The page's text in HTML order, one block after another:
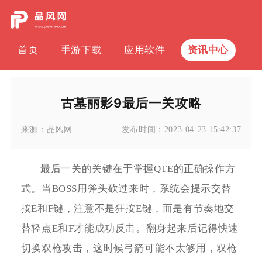
首页 手游下载 应用软件 资讯中心
古墓丽影9最后一关攻略
来源： 品风网 发布时间： 2023-04-23 15:42:37
最后一关的关键在于掌握QTE的正确操作方
式。当BOSS用斧头砍过来时，系统会提示交替
按E和F键，注意不是狂按E键，而是有节奏地交
替轻点E和F才能成功反击。翻身起来后记得快速
切换双枪攻击，这时候弓箭可能不太够用，双枪